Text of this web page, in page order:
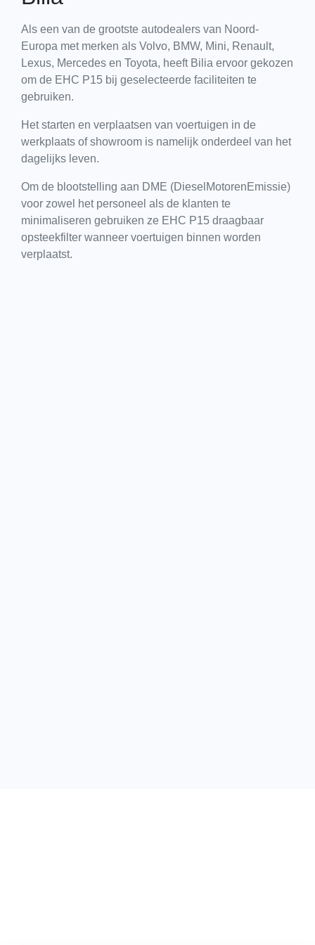
Als een van de grootste autodealers van Noord-
Europa met merken als Volvo, BMW, Mini, Renault,
Lexus, Mercedes en Toyota, heeft Bilia ervoor gekozen
om de EHC P15 bij geselecteerde faciliteiten te
gebruiken.
Het starten en verplaatsen van voertuigen in de
werkplaats of showroom is namelijk onderdeel van het
dagelijks leven.
Om de blootstelling aan DME (DieselMotorenEmissie)
voor zowel het personeel als de klanten te
minimaliseren gebruiken ze EHC P15 draagbaar
opsteekfilter wanneer voertuigen binnen worden
verplaatst.